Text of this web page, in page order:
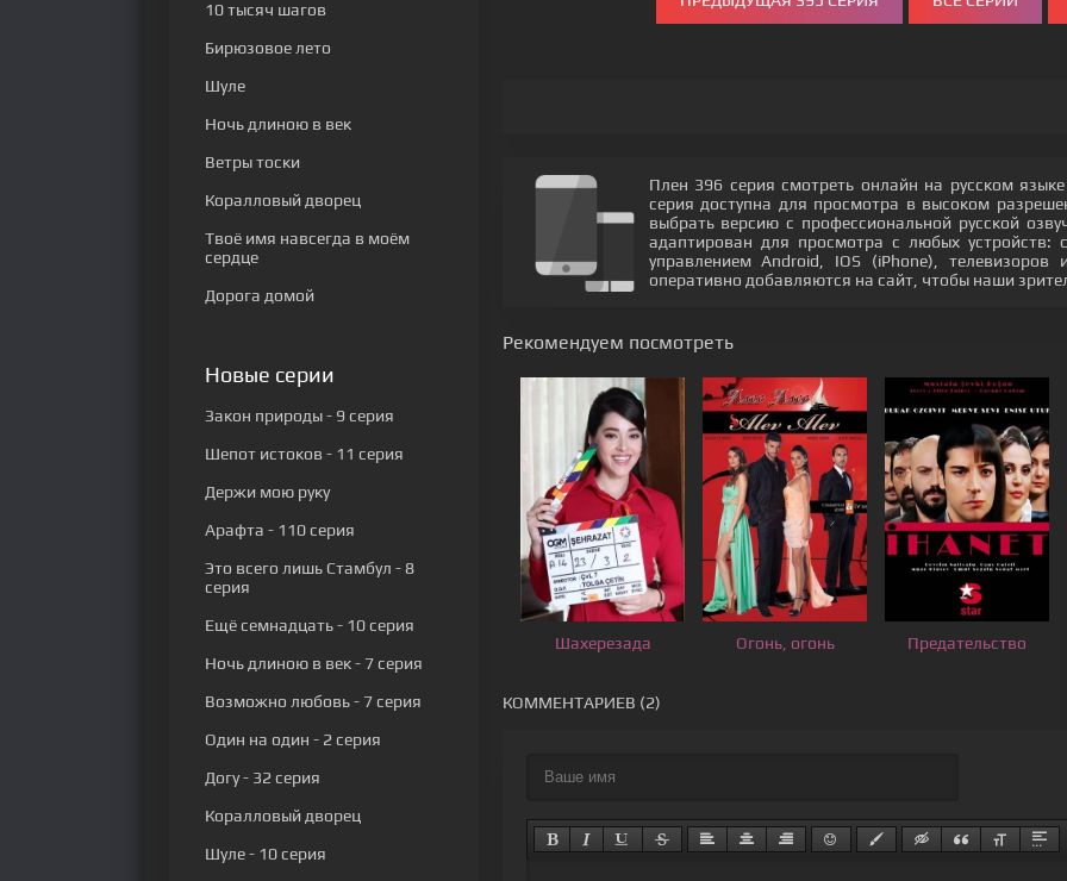
Плен 396 серия смотреть онлайн на русском
серия доступна для просмотра в высоком
выбрать версию с профессиональной русской
адаптирован для просмотра с любых
управлением Android, IOS (iPhone),
оперативно добавляются на сайт, чтобы наши
Рекомендуем посмотреть
Шахерезада Огонь, огонь Предательство
КОММЕНТАРИЕВ (2)
10 тысяч шагов
Бирюзовое лето
Шуле
Ночь длиною в век
Ветры тоски
Коралловый дворец
Твоё имя навсегда в моём
сердце
Дорога домой
Новые серии
Закон природы- 9 серия
Шепот истоков - 11 серия
Держи мою руку
Арафта - 110 серия
Это всего лишь Стамбул - 8
серия
Ещё семнадцать- 10 серия
Ночь длиною в век- 7 серия
Возможно любовь- 7 серия
Один на один - 2 серия
Догу- 32 серия
Коралловый дворец
Шуле- 10 серия